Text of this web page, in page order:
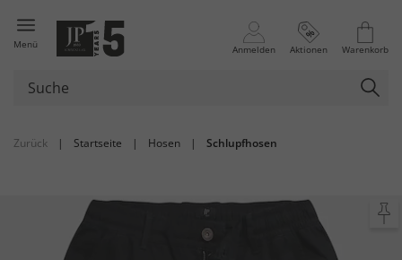
Menü Anmelden Aktionen Warenkorb
Zurück | Startseite | Hosen | Schlupfhosen